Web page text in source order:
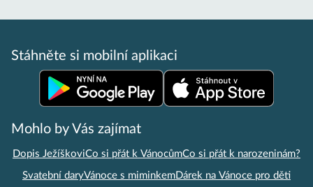
Stáhněte si mobilní aplikaci
Mohlo by Vás zajímat
Dopis JežíškoviCo si přát k VánocůmCo si přát k narozeninám?
Svatební daryVánoce s miminkemDárek na Vánoce pro děti